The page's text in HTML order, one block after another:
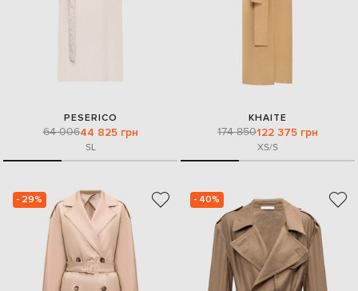
PESERICO
64 00644 825 грн
SL
KHAITE
174 850122 375 грн
XS/S
- 29% - 40%